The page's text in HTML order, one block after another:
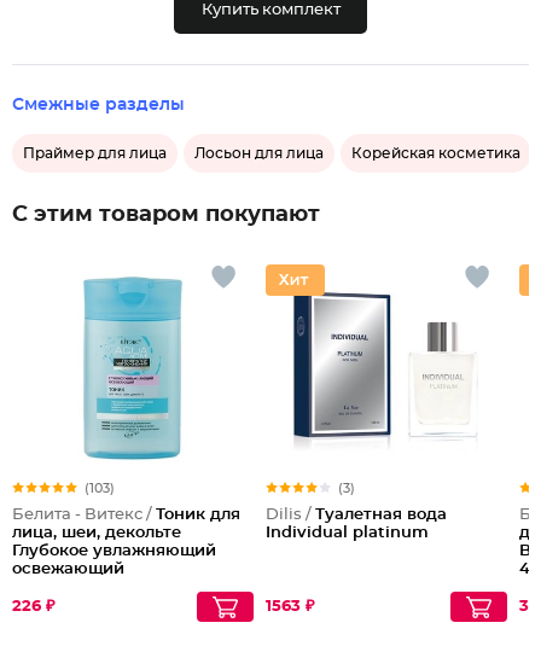
Купить комплект
Смежные разделы
Праймер для лица Лосьон для лица Корейская косметика
С этим товаром покупают
(103)
Белита - Витекс / Тоник для
лица, шеи, декольте
Глубокое увлажняющий
освежающий
226 ₽
(3)
Dilis / Туалетная вода
Individual platinum
1563 ₽